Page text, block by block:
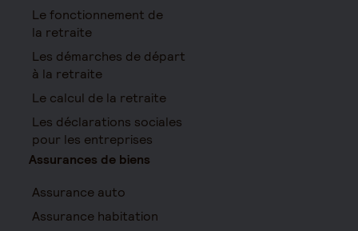
Le fonctionnement de
la retraite
Les démarches de départ
à la retraite
Le calcul de la retraite
Les déclarations sociales
pour les entreprises
Assurances de biens
Assurance auto
Assurance habitation